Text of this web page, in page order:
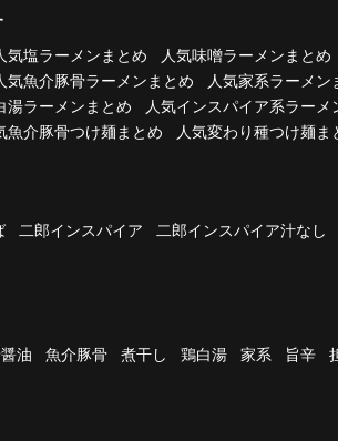
気塩ラーメンまとめ
人気味噌ラーメンまとめ
気魚介豚骨ラーメンまとめ
人気家系ラーメン
湯ラーメンまとめ
人気インスパイア系ラーメ
魚介豚骨つけ麺まとめ 人気変わり種つけ麺ま
二郎インスパイア 二郎インスパイア汁なし
油 魚介豚骨 煮干し 鶏白湯 家系 旨辛